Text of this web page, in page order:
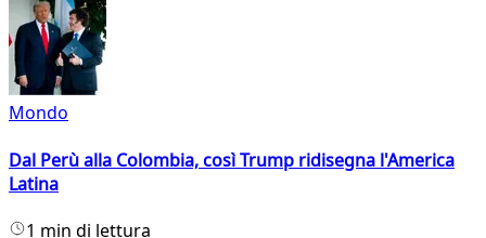
Mondo
Dal Perù alla Colombia, così Trump ridisegna l'America
Latina
1 min di lettura